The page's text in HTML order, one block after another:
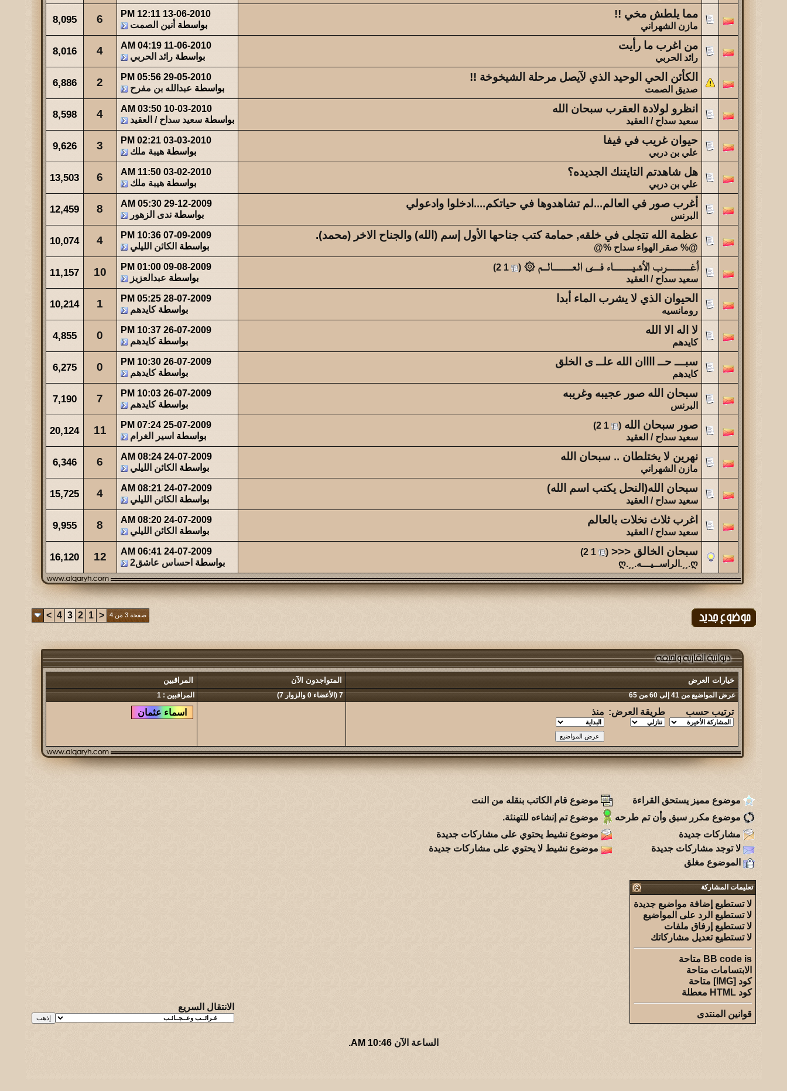
الموضوع كاتب الموضوع مشاركات المشاهدات آخر مشاركة
نواجه أزمة فكرية آخر رد:صاحب السمو
الموضوع آخر مشاركة
فقدتك ... آخر رد:والله حالة ...
الموضوع آخر مشاركة
آخر عشرة أخبار عن أهالي القاريه ولحيفه عبدالله بن مفرح 0
47535 آخر رد:عبدالله بن مفرح
مما يلطش مخي !!
مازن الشهراني
13-06-2010
12:11 PM
بواسطة أنين الصمت 6
8,095
من اغرب ما رأيت
رائد الحربي
11-06-2010
04:19 AM
بواسطةرائد الحربي 4
8,016
الكأئن الحي الوحيد الذي لآيصل مرحلة الشيخوخة !!
صديق الصمت
29-05-2010
05:56 PM
بواسطة عبدالله بن مفرح 2
6,886
انظرو لولادة العقرب سبحان الله
سعيد سداح / العقيد
10-03-2010
03:50 AM
بواسطةسعيد سداح / العقيد 4
8,598
حيوان غريب في فيفا
علي بن دربي
03-03-2010
02:21 PM
بواسطةهيبة ملك 3
9,626
هل شاهدتم التايتنك الجديده؟
علي بن دربي
03-02-2010
11:50 AM
بواسطةهيبة ملك 6
13,503
أغرب صور في العالم...لم تشاهدوها في حياتكم....ادخلوا وادعولي
البرنس
29-12-2009
05:30 AM
بواسطةندى الزهور 8
12,459
عظمة الله تتجلى في خلقه, حمامة كتب جناحها الأول إسم (الله) والجناح الاخر (محمد).
@% صقر الهواء سداح %@
07-09-2009
10:36 PM
بواسطة الكائن الليلي 4
10,074
أغــــــــــرب الأشيــــــــاء فـــى العــــــــالــم ۞ ‏
(
1
2
)
سعيد سداح / العقيد
09-08-2009
01:00 PM
بواسطة عبدالعزيز 10
11,157
الحيوان الذي لا يشرب الماء أبدا‎
رومانسيه
28-07-2009
05:25 PM
بواسطةكايدهم 1
10,214
لا اله الا الله
كايدهم
26-07-2009
10:37 PM
بواسطةكايدهم 0
4,855
سبـــ حــ اااان الله علــ ى الخلق
كايدهم
26-07-2009
10:30 PM
بواسطةكايدهم 0
6,275
سبحان الله صور عجيبه وغريبه
البرنس
26-07-2009
10:03 PM
بواسطةكايدهم 7
7,190
صور سبحان الله ‏
(
1
2
)
سعيد سداح / العقيد
25-07-2009
07:24 PM
بواسطة اسير الغرام 11
20,124
نهرين لا يختلطان .. سبحان الله
مازن الشهراني
24-07-2009
08:24 AM
بواسطة الكائن الليلي 6
6,346
سبحان الله(النحل يكتب اسم الله)
سعيد سداح / العقيد
24-07-2009
08:21 AM
بواسطة الكائن الليلي 4
15,725
اغرب ثلاث نخلات بالعالم
سعيد سداح / العقيد
24-07-2009
08:20 AM
بواسطة الكائن الليلي 8
9,955
سبحان الخالق <<< ‏
(
1
2
)
ღ.¸¸.الراســيـــه.¸¸.ღ
24-07-2009
06:41 AM
بواسطة احساس عاشق2 12
16,120
صفحة 3 من 4 <
1
2
3
4
>
خيارات العرض المتواجدون الآن المراقبين
عرض المواضيع من 41 إلى 60 من 65 7 (الأعضاء 0 والزوار 7) المراقبين : 1
ترتيب حسب طريقة العرض: منذ
موضوع مميز يستحق القراءة
موضوع قام الكاتب بنقله من النت
موضوع مكرر سبق وأن تم طرحه
موضوع تم إنشاءه للتهنئة.
مشاركات جديدة
موضوع نشيط يحتوي على مشاركات جديدة
لا توجد مشاركات جديدة
موضوع نشيط لا يحتوي على مشاركات جديدة
الموضوع مغلق
تعليمات المشاركة
لا تستطيع إضافة مواضيع جديدة
لا تستطيع الرد على المواضيع
لا تستطيع إرفاق ملفات
لا تستطيع تعديل مشاركاتك
BB codeis
متاحة
الابتسامات متاحة
كود [IMG]
متاحة
كود HTML
معطلة
قوانين المنتدى
الانتقال السريع
الساعة الآن 10:46 AM
.